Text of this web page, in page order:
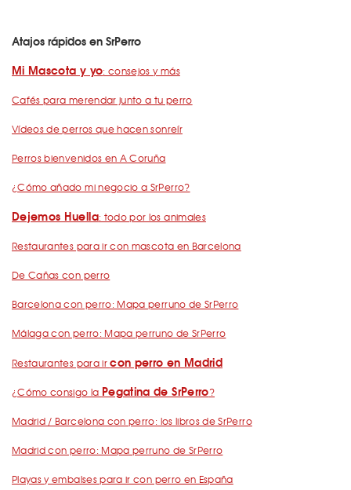
Atajos rápidos en SrPerro
Mi Mascota y yo: consejos y más
Cafés para merendar junto a tu perro
Vídeos de perros que hacen sonreír
Perros bienvenidos en A Coruña
¿Cómo añado mi negocio a SrPerro?
Dejemos Huella: todo por los animales
Restaurantes para ir con mascota en Barcelona
De Cañas con perro
Barcelona con perro: Mapa perruno de SrPerro
Málaga con perro: Mapa perruno de SrPerro
Restaurantes para ircon perro en Madrid
¿Cómo consigo la Pegatina de SrPerro?
Madrid / Barcelona con perro: los libros de SrPerro
Madrid con perro: Mapa perruno de SrPerro
Playas y embalses para ir con perro en España